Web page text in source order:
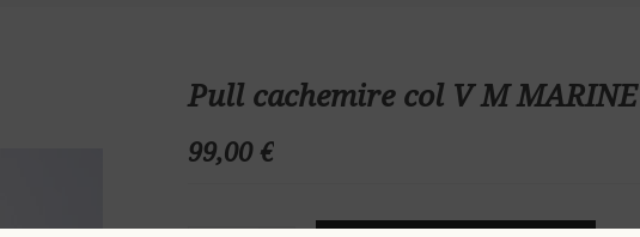
Pull cachemire col V M MARINE
99,00 €